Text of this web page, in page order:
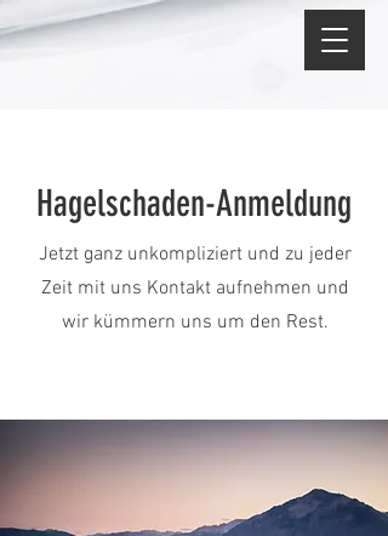
Hagelschaden-Anmeldung
Jetzt ganz unkompliziert und zu jeder
Zeit mit uns Kontakt aufnehmen und
wir kümmern uns um den Rest.